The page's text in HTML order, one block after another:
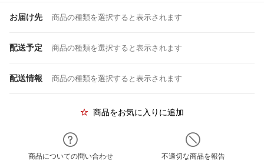
お届け先 商品の種類を選択すると表示されます
配送予定 商品の種類を選択すると表示されます
配送情報 商品の種類を選択すると表示されます
商品をお気に入りに追加
商品についての問い合わせ 不適切な商品を報告